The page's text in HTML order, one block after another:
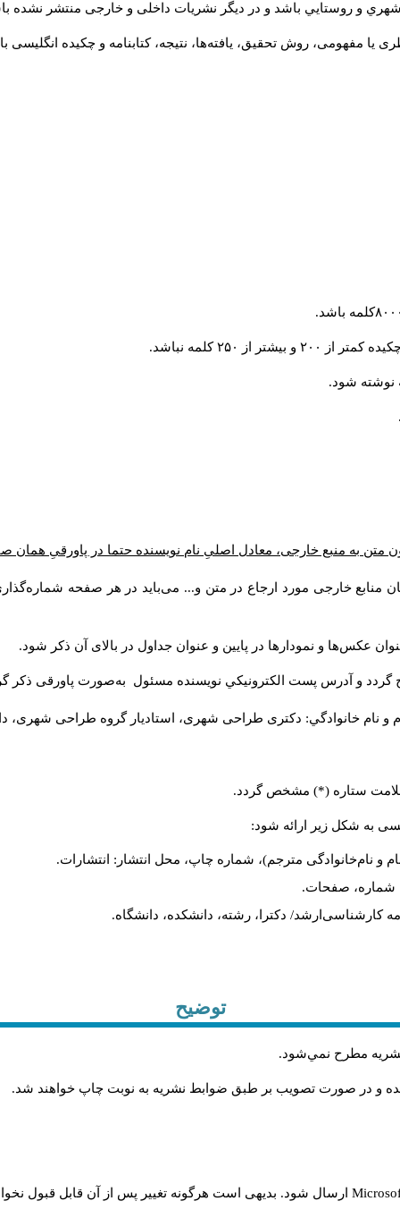
و روستايي باشد و در دیگر نشریات داخلی و خارجی منتشر نشده
مفهومی، روش تحقیق، یافته‌ها، نتیجه، کتابنامه و چکیده انگلیسی
۲۵۰ کلمه نباشد.
متن به منبع خارجی، معادل اصلیِ نام نویسنده حتما در پاورقیِ همان
منابع خارجی مورد ارجاع در متن و... می‌باید در هر صفحه
عکس‌ها و نمودارها در پایین و عنوان جداول در بالای آن ذکر شود.
و آدرس پست الكترونيكي نويسنده مسئول به‌صورت پاورقی ذکر
و نام خانوادگي: دکتری طراحی شهری، استادیار گروه طراحی شهری،
علامت ستاره (*) مشخص گردد.
به شکل زیر ارائه شود:
و نام‌خانوادگی مترجم)، شماره چاپ، محل انتشار: انتشارات.
شماره، صفحات.
کارشناسی‌ارشد/ دکترا، رشته، دانشکده، دانشگاه.
توضیح
نشريه مطرح نمي‌شود.
و در صورت تصويب بر طبق ضوابط نشريه به نوبت چاپ خواهند شد.
ارسال شود. بدیهی است هرگونه تغییر پس از آن قابل قبول